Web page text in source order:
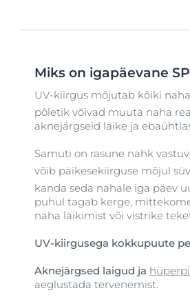
Miks on igapäevane
UV-kiirgus mõjutab kõiki
põletik võivad muuta naha
aknejärgseid laike ja
Samuti on rasune nahk
võib päikesekiirguse mõjul
kanda seda nahale iga päev
puhul tagab kerge,
naha läikimist või vistrike
UV-kiirgusega kokkupuute
Aknejärgsed laigud ja
aeglustada tervenemist.